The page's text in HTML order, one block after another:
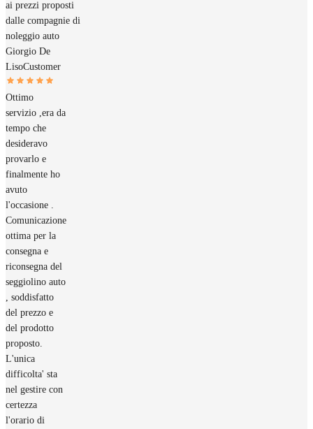
ai prezzi proposti
dalle compagnie di
noleggio auto
Giorgio De
LisoCustomer
Ottimo
servizio ,era da
tempo che
desideravo
provarlo e
finalmente ho
avuto
l'occasione .
Comunicazione
ottima per la
consegna e
riconsegna del
seggiolino auto
, soddisfatto
del prezzo e
del prodotto
proposto.
L'unica
difficolta' sta
nel gestire con
certezza
l'orario di